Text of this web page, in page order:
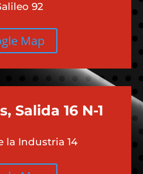
92
Map
Salida 16 N-1
la Industria 14